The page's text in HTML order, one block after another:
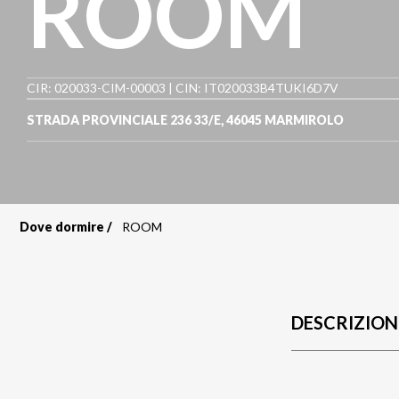
CIR: 020033-CIM-00003 | CIN: IT020033B4TUKI6D7V
STRADA PROVINCIALE 236 33/E,46045 MARMIROLO
Dove dormire ROOM